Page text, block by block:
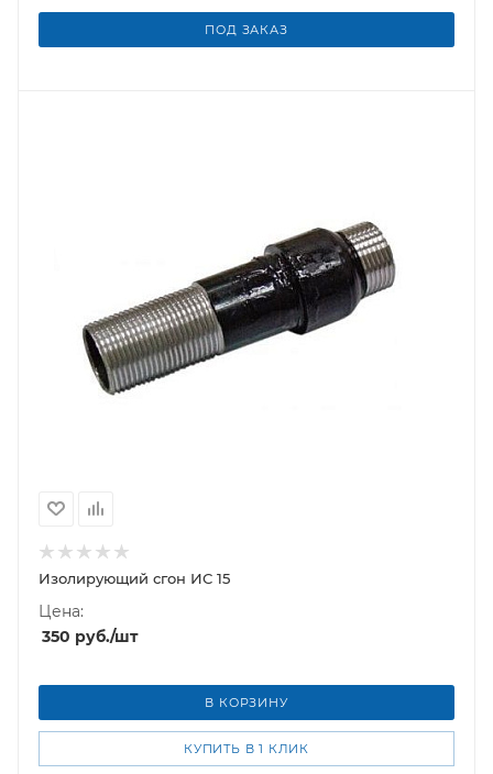
ПОД ЗАКАЗ
Изолирующий сгон ИС 15
Цена:
350 руб./шт
В КОРЗИНУ
КУПИТЬ В 1 КЛИК